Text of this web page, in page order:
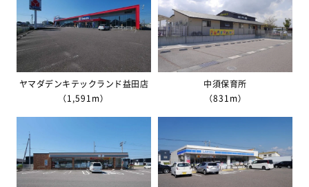
ヤマダデンキテックランド益田店
（1,591m）
中須保育所
（831m）